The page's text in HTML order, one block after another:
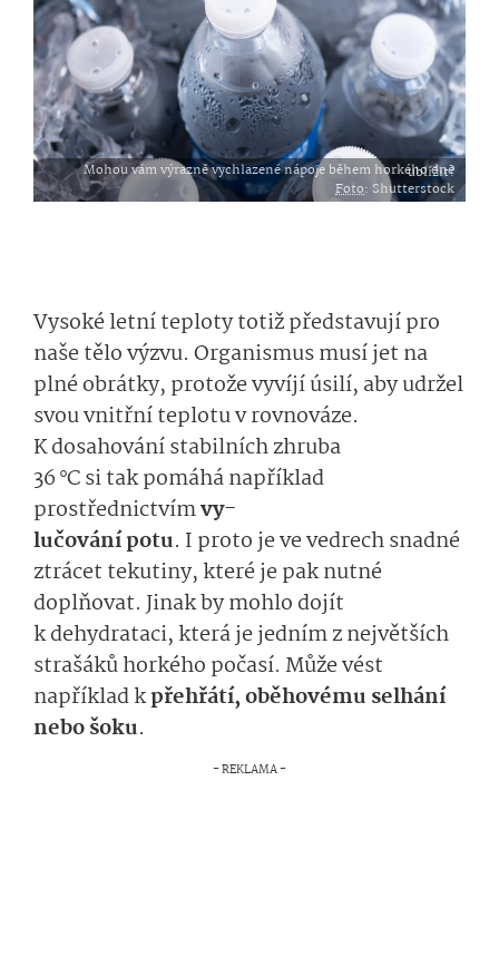
Mohou vám výrazně vychlazené nápoje během horkého dne ublížit?
Foto: Shutterstock
Vysoké letní teploty totiž představují pro
naše tělo výzvu. Organismus musí jet na
plné obrátky, protože vyvíjí úsilí, aby udržel
svou vnitřní teplo­tu v rovnováze.
K dosahování stabilních zhruba
36 °C si tak p­omáhá například
prostřednictvímvy­
lučování potu­. I proto je ve vedrech snadné
ztrácet tekutiny, které je pak nutné
doplňovat. Jinak by mohlo dojít
k dehydrataci, která je jedním z největších
strašáků horkého počasí. Může vést
například kpřehřátí, oběhovému selhání
nebo šoku.